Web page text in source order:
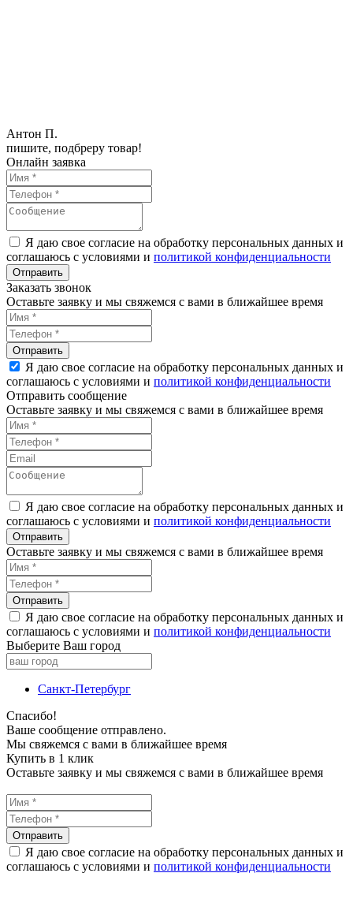
Антон П.
пишите, подбреру товар!
Онлайн заявка
Я даю свое согласие на обработку персональных данных и
соглашаюсь с условиями и политикой конфиденциальности
Заказать звонок
Оставьте заявку и мы свяжемся с вами в ближайшее время
Я даю свое согласие на обработку персональных данных и
соглашаюсь с условиями и политикой конфиденциальности
Отправить сообщение
Оставьте заявку и мы свяжемся с вами в ближайшее время
Я даю свое согласие на обработку персональных данных и
соглашаюсь с условиями и политикой конфиденциальности
Оставьте заявку и мы свяжемся с вами в ближайшее время
Я даю свое согласие на обработку персональных данных и
соглашаюсь с условиями и политикой конфиденциальности
Выберите Ваш город
Санкт-Петербург
Спасибо!
Ваше сообщение отправлено.
Мы свяжемся с вами в ближайшее время
Купить в 1 клик
Оставьте заявку и мы свяжемся с вами в ближайшее время
Я даю свое согласие на обработку персональных данных и
соглашаюсь с условиями и политикой конфиденциальности